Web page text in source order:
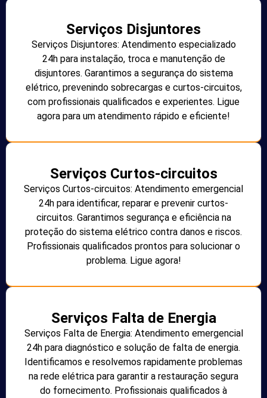
Serviços Disjuntores
Serviços Disjuntores: Atendimento especializado
24h para instalação, troca e manutenção de
disjuntores. Garantimos a segurança do sistema
elétrico, prevenindo sobrecargas e curtos-circuitos,
com profissionais qualificados e experientes. Ligue
agora para um atendimento rápido e eficiente!
Serviços Curtos-circuitos
Serviços Curtos-circuitos: Atendimento emergencial
24h para identificar, reparar e prevenir curtos-
circuitos. Garantimos segurança e eficiência na
proteção do sistema elétrico contra danos e riscos.
Profissionais qualificados prontos para solucionar o
problema. Ligue agora!
Serviços Falta de Energia
Serviços Falta de Energia: Atendimento emergencial
24h para diagnóstico e solução de falta de energia.
Identificamos e resolvemos rapidamente problemas
na rede elétrica para garantir a restauração segura
do fornecimento. Profissionais qualificados à